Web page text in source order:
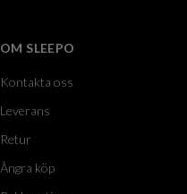
OM SLEEPO
Kontakta oss
Leverans
Retur
Ångra köp